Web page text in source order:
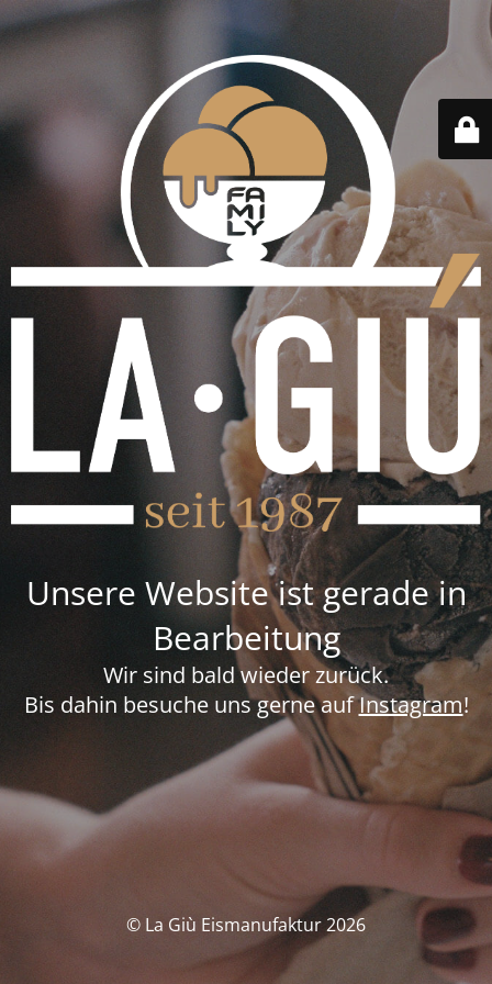
Unsere Website ist gerade in
Bearbeitung
Wir sind bald wieder zurück.
Bis dahin besuche uns gerne aufInstagram!
© La Giù Eismanufaktur 2026